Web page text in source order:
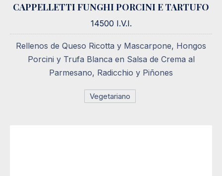
14500 I.V.I.
CAPPELLETTI FUNGHI PORCINI E TARTUFO
14500 I.V.I.
Rellenos de Queso Ricotta y Mascarpone, Hongos
Porcini y Trufa Blanca en Salsa de Crema al
Parmesano, Radicchio y Piñones
Vegetariano